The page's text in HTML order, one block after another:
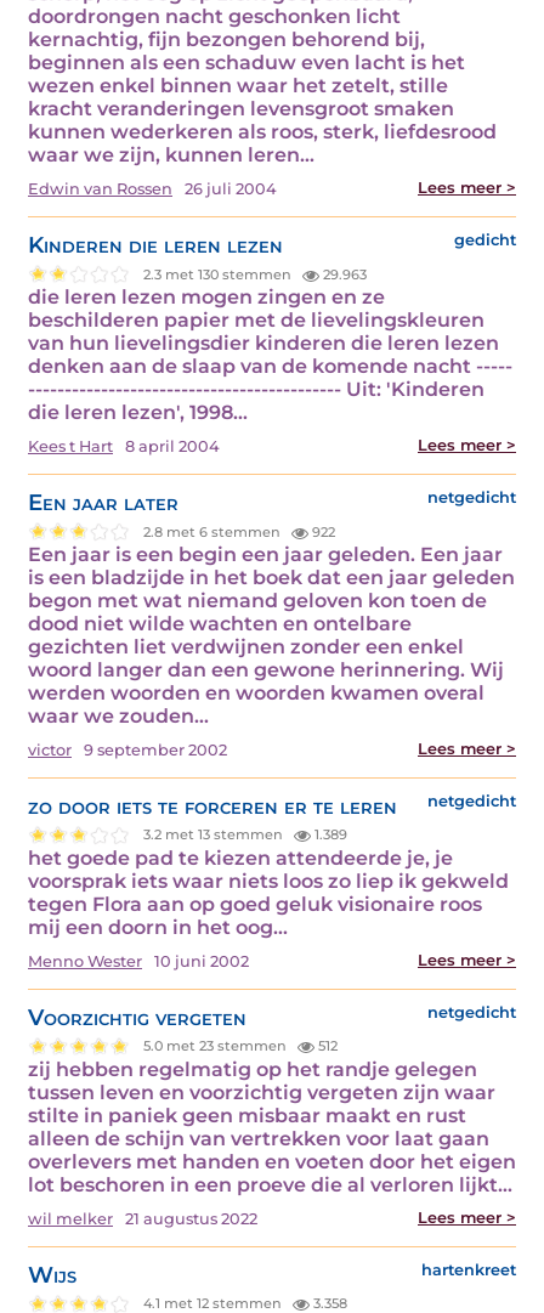
doordrongen nacht geschonken licht
kernachtig, fijn bezongen behorend bij,
beginnen als een schaduw even lacht is het
wezen enkel binnen waar het zetelt, stille
kracht veranderingen levensgroot smaken
kunnen wederkeren als roos, sterk, liefdesrood
waar we zijn, kunnen leren…
Edwin van Rossen 26 juli 2004 Lees meer >
Kinderen die leren lezen gedicht
2.3 met 130 stemmen 29.963
die leren lezen mogen zingen en ze
beschilderen papier met de lievelingskleuren
van hun lievelingsdier kinderen die leren lezen
denken aan de slaap van de komende nacht -----
------------------------------------------- Uit: 'Kinderen
die leren lezen', 1998…
Kees t Hart 8 april 2004 Lees meer >
Een jaar later netgedicht
2.8 met 6 stemmen 922
Een jaar is een begin een jaar geleden. Een jaar
is een bladzijde in het boek dat een jaar geleden
begon met wat niemand geloven kon toen de
dood niet wilde wachten en ontelbare
gezichten liet verdwijnen zonder een enkel
woord langer dan een gewone herinnering. Wij
werden woorden en woorden kwamen overal
waar we zouden…
victor 9 september 2002 Lees meer >
zo door iets te forceren er te leren netgedicht
3.2 met 13 stemmen 1.389
het goede pad te kiezen attendeerde je, je
voorsprak iets waar niets loos zo liep ik gekweld
tegen Flora aan op goed geluk visionaire roos
mij een doorn in het oog…
Menno Wester 10 juni 2002 Lees meer >
Voorzichtig vergeten netgedicht
5.0 met 23 stemmen 512
zij hebben regelmatig op het randje gelegen
tussen leven en voorzichtig vergeten zijn waar
stilte in paniek geen misbaar maakt en rust
alleen de schijn van vertrekken voor laat gaan
overlevers met handen en voeten door het eigen
lot beschoren in een proeve die al verloren lijkt…
wil melker 21 augustus 2022 Lees meer >
Wijs hartenkreet
4.1 met 12 stemmen 3.358